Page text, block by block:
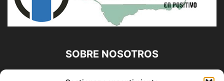
SOBRE NOSOTROS
Diario Alhaurín (www.alhaurindelatorre.com) Propiedad de